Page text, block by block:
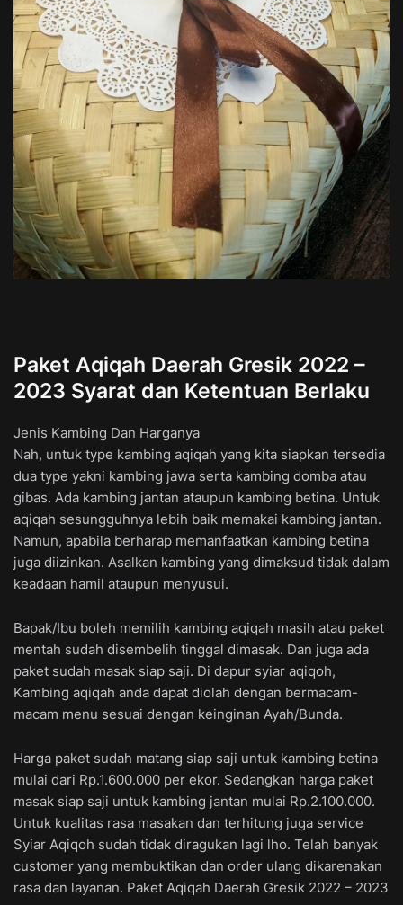
Paket Aqiqah Daerah Gresik 2022 –
2023 Syarat dan Ketentuan Berlaku
Jenis Kambing Dan Harganya
Nah, untuk type kambing aqiqah yang kita siapkan tersedia
dua type yakni kambing jawa serta kambing domba atau
gibas. Ada kambing jantan ataupun kambing betina. Untuk
aqiqah sesungguhnya lebih baik memakai kambing jantan.
Namun, apabila berharap memanfaatkan kambing betina
juga diizinkan. Asalkan kambing yang dimaksud tidak dalam
keadaan hamil ataupun menyusui.
Bapak/Ibu boleh memilih kambing aqiqah masih atau paket
mentah sudah disembelih tinggal dimasak. Dan juga ada
paket sudah masak siap saji. Di dapur syiar aqiqoh,
Kambing aqiqah anda dapat diolah dengan bermacam-
macam menu sesuai dengan keinginan Ayah/Bunda.
Harga paket sudah matang siap saji untuk kambing betina
mulai dari Rp.1.600.000 per ekor. Sedangkan harga paket
masak siap saji untuk kambing jantan mulai Rp.2.100.000.
Untuk kualitas rasa masakan dan terhitung juga service
Syiar Aqiqoh sudah tidak diragukan lagi lho. Telah banyak
customer yang membuktikan dan order ulang dikarenakan
rasa dan layanan. Paket Aqiqah Daerah Gresik 2022 – 2023